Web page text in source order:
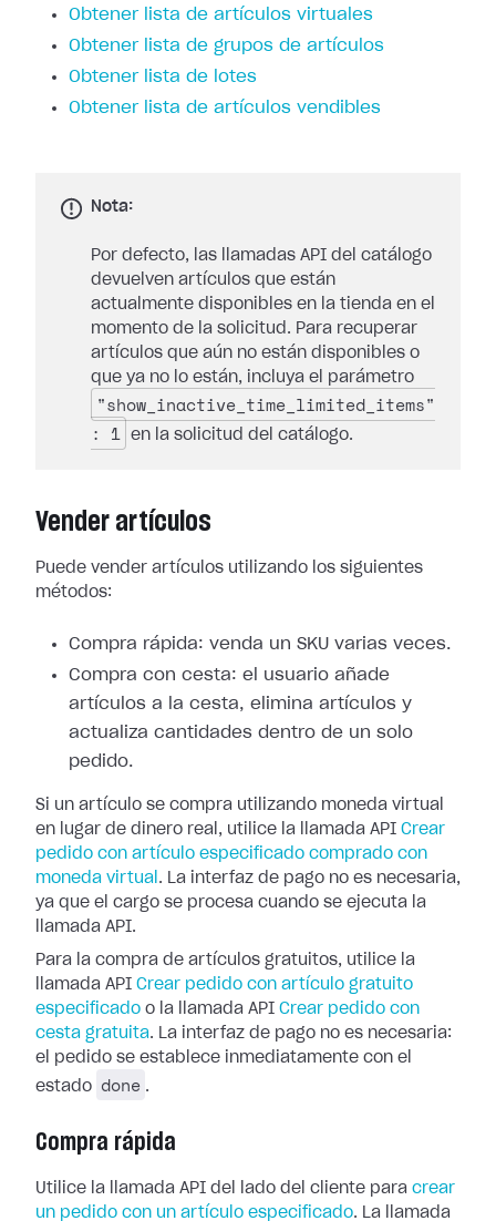
Obtener lista de artículos virtuales
Obtener lista de grupos de artículos
Obtener lista de lotes
Obtener lista de artículos vendibles
Nota:
Por defecto, las llamadas API del catálogo
devuelven artículos que están
actualmente disponibles en la tienda en el
momento de la solicitud. Para recuperar
artículos que aún no están disponibles o
que ya no lo están, incluya el parámetro
"show_inactive_time_limited_items"
: 1
en la solicitud del catálogo.
Vender artículos
Puede vender artículos utilizando los siguientes
métodos:
Compra rápida: venda un SKU varias veces.
Compra con cesta: el usuario añade
artículos a la cesta, elimina artículos y
actualiza cantidades dentro de un solo
pedido.
Si un artículo se compra utilizando moneda virtual
en lugar de dinero real, utilice la llamada API Crear
pedido con artículo especificado comprado con
moneda virtual . La interfaz de pago no es necesaria,
ya que el cargo se procesa cuando se ejecuta la
llamada API.
Para la compra de artículos gratuitos, utilice la
llamada API Crear pedido con artículo gratuito
especificado o la llamada API Crear pedido con
cesta gratuita. La interfaz de pago no es necesaria:
el pedido se establece inmediatamente con el
estado
done .
Compra rápida
Utilice la llamada API del lado del cliente para crear
un pedido con un artículo especificado. La llamada